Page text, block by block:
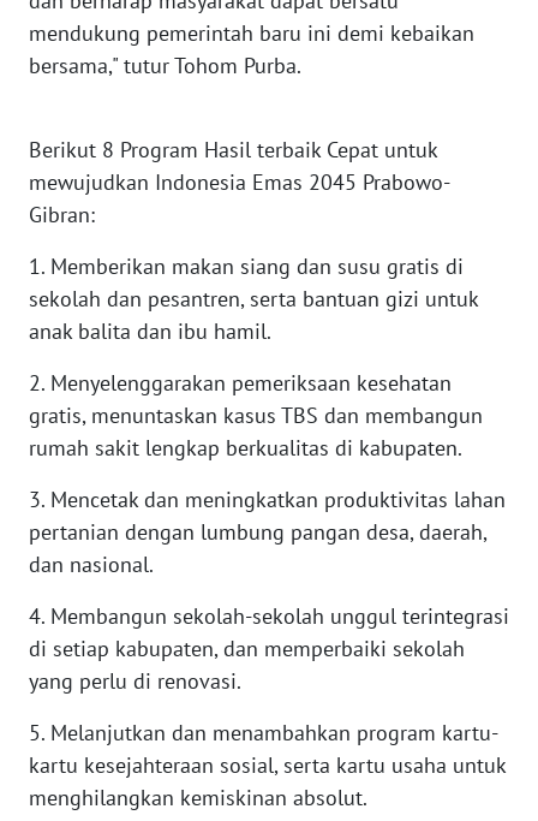
mendukung pemerintah baru ini demi kebaikan
bersama," tutur Tohom Purba.
Berikut 8 Program Hasil terbaik Cepat untuk
mewujudkan Indonesia Emas 2045 Prabowo-
Gibran:
1. Memberikan makan siang dan susu gratis di
sekolah dan pesantren, serta bantuan gizi untuk
anak balita dan ibu hamil.
2. Menyelenggarakan pemeriksaan kesehatan
gratis, menuntaskan kasus TBS dan membangun
rumah sakit lengkap berkualitas di kabupaten.
3. Mencetak dan meningkatkan produktivitas lahan
pertanian dengan lumbung pangan desa, daerah,
dan nasional.
4. Membangun sekolah-sekolah unggul terintegrasi
di setiap kabupaten, dan memperbaiki sekolah
yang perlu di renovasi.
5. Melanjutkan dan menambahkan program kartu-
kartu kesejahteraan sosial, serta kartu usaha untuk
menghilangkan kemiskinan absolut.
KALTARA
WN
KALTIM
WN
SULSEL
WN
WN
SULUT
MALUKU
WN
MALUT
WN
DAIRI